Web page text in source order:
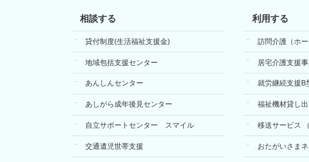
相談する
貸付制度(生活福祉支援金)
地域包括支援センター
あんしんセンター
あしがら成年後見センター
自立サポートセンター スマイル
交通遺児世帯支援
利用する
訪問介護（ホー
居宅介護支援
就労継続支援B
福祉機材貸し出
移送サービス
おたがいさま